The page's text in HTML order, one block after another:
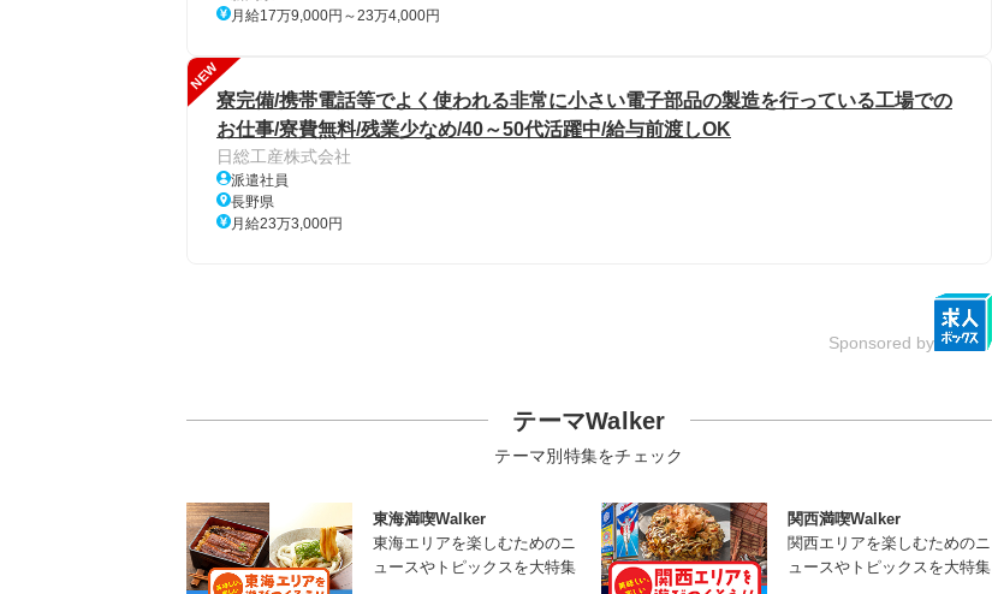
月給17万9,000円～23万4,000円
NEW
寮完備/携帯電話等でよく使われる非常に小さい電子部品の製造を行っている工場での
お仕事/寮費無料/残業少なめ/40～50代活躍中/給与前渡しOK
日総工産株式会社
派遣社員
長野県
月給23万3,000円
Sponsored by
テーマWalker
テーマ別特集をチェック
東海満喫Walker
東海エリアを楽しむためのニ
ュースやトピックスを大特集
関西満喫Walker
関西エリアを楽しむためのニ
ュースやトピックスを大特集